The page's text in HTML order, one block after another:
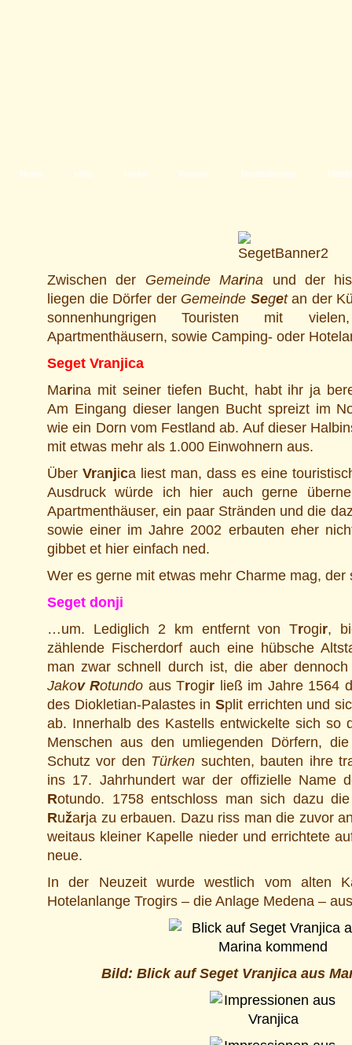
Home Infos Istrien Kvarner Norddalmatien
Zwischen der Gemeinde Marina und der
liegen die Dörfer der Gemeinde Segetan der
sonnenhungrigen Touristen mit
Apartmenthäusern, sowie Camping- oder
Seget Vranjica
Marina mit seiner tiefen Bucht, habt ihr ja
Am Eingang dieser langen Bucht spreizt im
wie ein Dorn vom Festland ab. Auf dieser
mit etwas mehr als 1.000 Einwohnern aus.
Über Vranjica liest man, dass es eine
Ausdruck würde ich hier auch gerne
Apartmenthäuser, ein paar Stränden und die
sowie einer im Jahre 2002 erbauten eher
gibbet et hier einfach ned.
Wer es gerne mit etwas mehr Charme mag,
Seget donji
…um. Lediglich 2 km entfernt von Trogir,
zählende Fischerdorf auch eine hübsche
man zwar schnell durch ist, die aber
Jakov Rotundo aus Trogir ließ im Jahre 1564
des Diokletian-Palastes in Split errichten und
ab. Innerhalb des Kastells entwickelte sich so
Menschen aus den umliegenden Dörfern,
Schutz vor den Türken suchten, bauten ihre
ins 17. Jahrhundert war der offizielle Name
Rotundo. 1758 entschloss man sich dazu
Ružarja zu erbauen. Dazu riss man die zuvor
weitaus kleiner Kapelle nieder und errichtete
neue.
In der Neuzeit wurde westlich vom alten
Hotelanlange Trogirs – die Anlage Medena –
Bild: Blick auf Seget Vranjica aus